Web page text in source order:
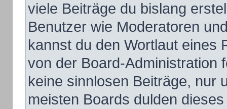
viele Beiträge du bislang
Benutzer wie Moderatoren
kannst du den Wortlaut eines
von der Board-Administration
keine sinnlosen Beiträge,
meisten Boards dulden